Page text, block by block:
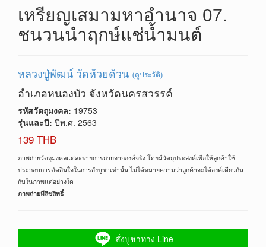
เหรียญเสมามหาอำนาจ 07.
ชนวนนำฤกษ์แช่น้ำมนต์
หลวงปู่พัฒน์ วัดห้วยด้วน (ดูประวัติ)
อำเภอหนองบัว จังหวัดนครสวรรค์
รหัสวัตถุมงคล: 19753
รุ่นและปี: ปีพ.ศ. 2563
139 THB
ภาพถ่ายวัตถุมงคลแต่ละรายการถ่ายจากองค์จริง โดยมีวัตถุประสงค์เพื่อให้ลูกค้าใช้
ประกอบการตัดสินใจในการสั่งบูชาเท่านั้น ไม่ได้หมายความว่าลูกค้าจะได้องค์เดียวกัน
กับในภาพแต่อย่างใด
ภาพถ่ายมีลิขสิทธิ์
สั่งบูชาทาง Line